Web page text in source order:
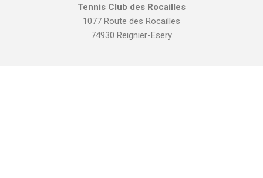
Tennis Club des Rocailles
1077 Route des Rocailles
74930 Reignier-Esery